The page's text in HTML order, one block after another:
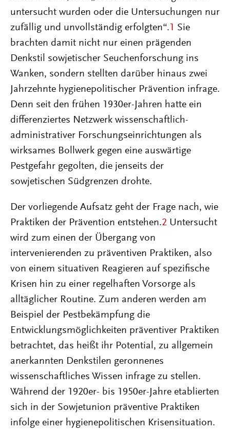
untersucht wurden oder die Untersuchungen nur
zufällig und unvollständig erfolgten“. 1 Sie
brachten damit nicht nur einen prägenden
Denkstil sowjetischer Seuchenforschung ins
Wanken, sondern stellten darüber hinaus zwei
Jahrzehnte hygienepolitischer Prävention infrage.
Denn seit den frühen 1930er-Jahren hatte ein
differenziertes Netzwerk wissenschaftlich-
administrativer Forschungseinrichtungen als
wirksames Bollwerk gegen eine auswärtige
Pestgefahr gegolten, die jenseits der
sowjetischen Südgrenzen drohte.
Der vorliegende Aufsatz geht der Frage nach, wie
Praktiken der Prävention entstehen.2 Untersucht
wird zum einen der Übergang von
intervenierenden zu präventiven Praktiken, also
von einem situativen Reagieren auf spezifische
Krisen hin zu einer regelhaften Vorsorge als
alltäglicher Routine. Zum anderen werden am
Beispiel der Pestbekämpfung die
Entwicklungsmöglichkeiten präventiver Praktiken
betrachtet, das heißt ihr Potential, zu allgemein
anerkannten Denkstilen geronnenes
wissenschaftliches Wissen infrage zu stellen.
Während der 1920er- bis 1950er-Jahre etablierten
sich in der Sowjetunion präventive Praktiken
infolge einer hygienepolitischen Krisensituation.